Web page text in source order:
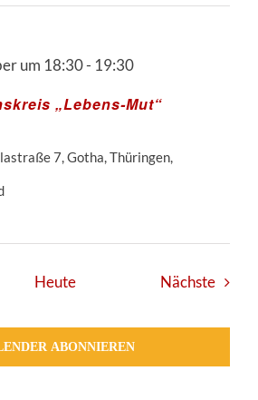
„Lebens-Mut“
um 18:30- 19:30
7, Gotha, Thüringen,
Heute Nächste
ABONNIEREN